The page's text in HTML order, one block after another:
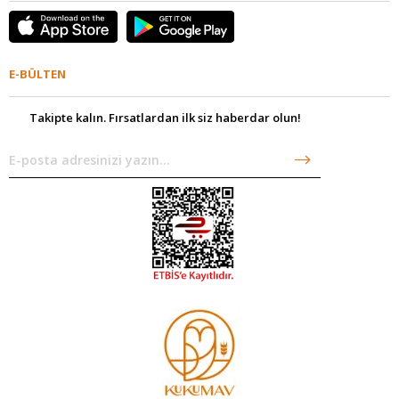
E-BÜLTEN
Takipte kalın. Fırsatlardan ilk siz haberdar olun!